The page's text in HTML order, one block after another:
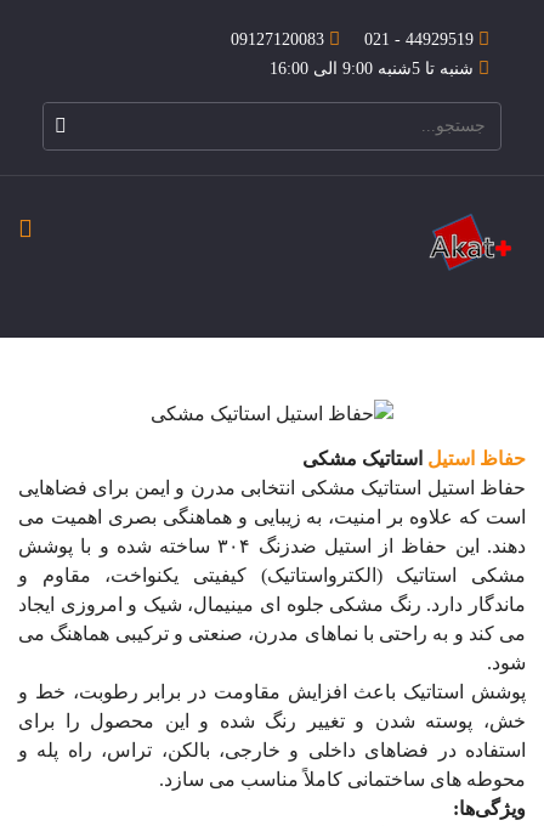
44929519 - 021
09127120083
شنبه تا 5شنبه 9:00 الی 16:00
حفاظ استیل استاتیک مشکی
حفاظ استیل استاتیک مشکی انتخابی مدرن و ایمن برای فضاهایی
است که علاوه بر امنیت، به زیبایی و هماهنگی بصری اهمیت می
دهند. این حفاظ از استیل ضدزنگ ۳۰۴ ساخته شده و با پوشش
مشکی استاتیک (الکترواستاتیک) کیفیتی یکنواخت، مقاوم و
ماندگار دارد. رنگ مشکی جلوه ای مینیمال، شیک و امروزی ایجاد
می کند و به راحتی با نماهای مدرن، صنعتی و ترکیبی هماهنگ می
شود.
پوشش استاتیک باعث افزایش مقاومت در برابر رطوبت، خط‌ و
خش، پوسته شدن و تغییر رنگ شده و این محصول را برای
استفاده در فضاهای داخلی و خارجی، بالکن، تراس، راه پله و
محوطه های ساختمانی کاملاً مناسب می سازد.
ویژگی‌ها: